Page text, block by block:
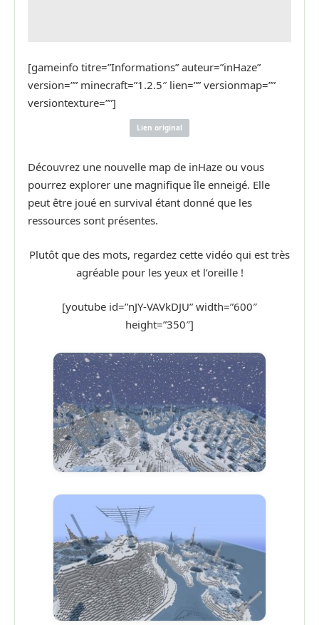
[gameinfo titre=”Informations” auteur=”inHaze”
version=”” minecraft=”1.2.5″ lien=”” versionmap=””
versiontexture=””]
Lien original
Découvrez une nouvelle map de inHaze ou vous
pourrez explorer une magnifique île enneigé. Elle
peut être joué en survival étant donné que les
ressources sont présentes.
Plutôt que des mots, regardez cette vidéo qui est très
agréable pour les yeux et l’oreille !
[youtube id=”nJY-VAVkDJU” width=”600″
height=”350″]